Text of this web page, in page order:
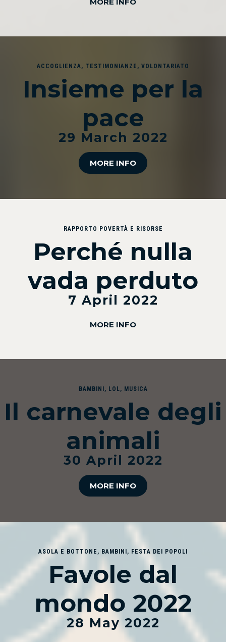
ACCOGLIENZA, TESTIMONIANZE , VOLONTARIATO
Insieme per la
pace
29 March 2022
MORE INFO
RAPPORTO POVERTÀ E RISORSE
Perché nulla
vada perduto
7 April 2022
MORE INFO
BAMBINI , LOL, MUSICA
Il carnevale degli
animali
30 April 2022
MORE INFO
ASOLA E BOTTONE , BAMBINI , FESTA DEI POPOLI
Favole dal
mondo 2022
28 May 2022